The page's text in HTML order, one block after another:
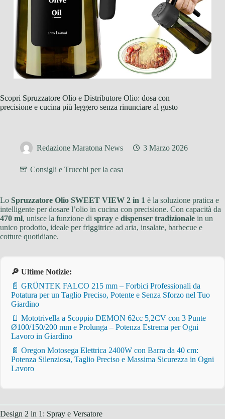
Scopri Spruzzatore Olio e Distributore Olio: dosa con
precisione e cucina più leggero senza rinunciare al gusto
Redazione Maratona News 3 Marzo 2026
Consigli e Trucchi per la casa
Lo Spruzzatore Olio SWEET VIEW 2 in 1 è la soluzione pratica e
intelligente per dosare l’olio in cucina con precisione. Con capacità da
470 ml, unisce la funzione di spray e dispenser tradizionale in un
unico prodotto, ideale per friggitrice ad aria, insalate, barbecue e
cotture quotidiane.
🔎 Ultime Notizie:
📄 GRÜNTEK FALCO 215 mm – Forbici Professionali da
Potatura per un Taglio Preciso, Potente e Senza Sforzo nel Tuo
Giardino
📄 Mototrivella a Scoppio DEMON 62cc 5,2CV con 3 Punte
Ø100/150/200 mm e Prolunga – Potenza Estrema per Ogni
Lavoro in Giardino
📄 Oregon Motosega Elettrica 2400W con Barra da 40 cm:
Potenza Silenziosa, Taglio Preciso e Massima Sicurezza in Ogni
Lavoro
Design 2 in 1: Spray e Versatore